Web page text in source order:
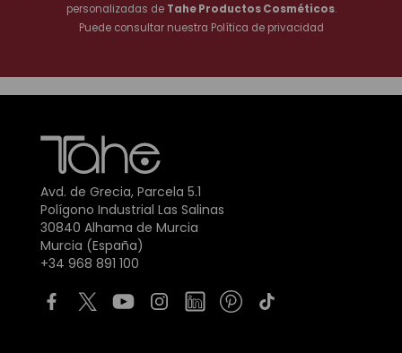
personalizadas de Tahe Productos Cosméticos.
Puede consultar nuestra Política de privacidad
Avd. de Grecia, Parcela 5.1
Polígono Industrial Las Salinas
30840 Alhama de Murcia
Murcia (España)
+34 968 891 100